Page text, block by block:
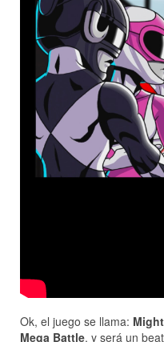
Ok, el juego se llama:
Mega Battle, y será un